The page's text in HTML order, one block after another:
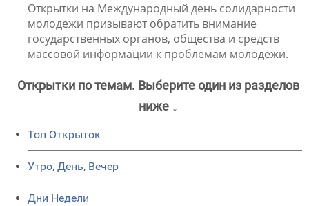
Открытки на Международный день солидарности
молодежи призывают обратить внимание
государственных органов, общества и средств
массовой информации к проблемам молодежи.
Открытки по темам. Выберите один из разделов
ниже ↓
Топ Открыток
Утро, День, Вечер
Дни Недели